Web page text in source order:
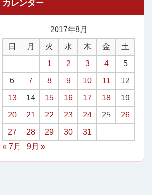
2017年8月
日 月 火 水 木 金 土
1 2 3 4 5
6 7 8 9 10 11 12
13 14 15 16 17 18 19
20 21 22 23 24 25 26
27 28 29 30
31
« 7月
9月 »